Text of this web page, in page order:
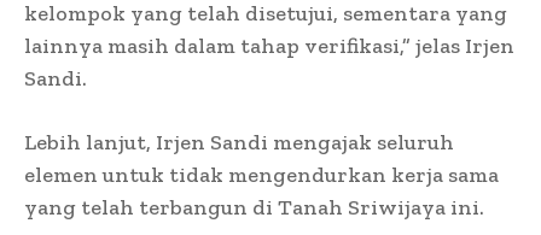
kelompok yang telah disetujui, sementara yang
lainnya masih dalam tahap verifikasi,” jelas Irjen
Sandi.
Lebih lanjut, Irjen Sandi mengajak seluruh
elemen untuk tidak mengendurkan kerja sama
yang telah terbangun di Tanah Sriwijaya ini.